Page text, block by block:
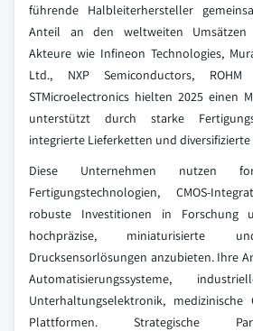
führende Halbleiterhersteller
Anteil an den weltweiten Umsätzen
Akteure wie Infineon Technologies,
Ltd., NXP Semiconductors,
STMicroelectronics hielten 2025 einen
unterstützt durch starke
integrierte Lieferketten und
Diese Unternehmen nutzen
Fertigungstechnologien, CMOS-
robuste Investitionen in Forschung
hochpräzise, miniaturisierte
Drucksensorlösungen anzubieten. Ihre
Automatisierungssysteme,
Unterhaltungselektronik, medizinische
Plattformen. Strategische